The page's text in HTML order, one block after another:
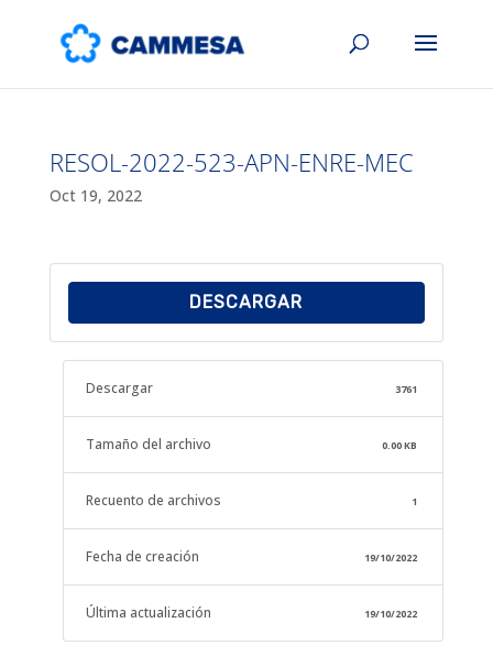
RESOL-2022-523-APN-ENRE-MEC
Oct 19, 2022
DESCARGAR
Descargar 3761
Tamaño del archivo 0.00 KB
Recuento de archivos 1
Fecha de creación 19/10/2022
Última actualización 19/10/2022